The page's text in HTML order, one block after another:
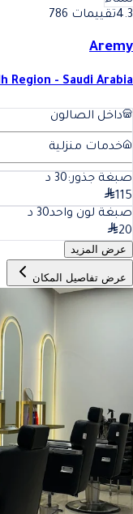
4.3تقييمات 786
Aremy
Region - Saudi Arabia
داخل الصالون
خدمات منزلية
صبغة جذور:30 د
115
صبغة لون واحد30 د
20
عرض المزيد
عرض تفاصيل المكان